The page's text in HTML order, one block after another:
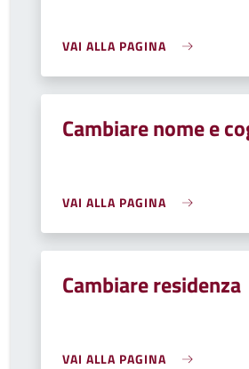
VAI ALLA PAGINA
Cambiare nome e
VAI ALLA PAGINA
Cambiare residenza
VAI ALLA PAGINA